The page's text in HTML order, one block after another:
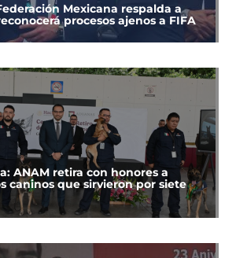
Mexicana respalda a
procesos ajenos a FIFA
ANAM retira con honores a
caninos que sirvieron por siete